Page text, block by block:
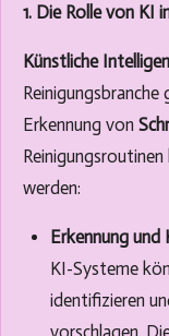
1. Die Rolle von KI
Künstliche
Reinigungsbranche
Erkennung von
werden:
Erkennung und
KI-Systeme
identifizieren